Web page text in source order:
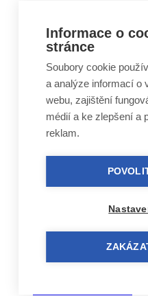
Lebduška Martin
Lesák Jiří
Lukáš Miloslav
Macháček Jiří
Máca Karel
Málek Vlastimil
Matal Oldřich
Matyášek Ivo
Matyskiewiczová Lenka
Mikulášek Josef
Mikuláštíková Petra
Nový Jindřich
Informace o
stránce
Soubory cookie
a analýze informací o
webu, zajištění
médií a ke zlepšení a
reklam.